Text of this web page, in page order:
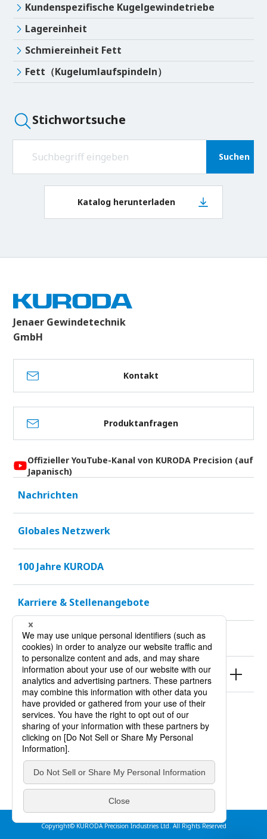
Kundenspezifische Kugelgewindetriebe
Lagereinheit
Schmiereinheit Fett
Fett（Kugelumlaufspindeln）
Stichwortsuche
Suchen
Katalog herunterladen
Jenaer Gewindetechnik
GmbH
Kontakt
Produktanfragen
Offizieller YouTube-Kanal von KURODA Precision (auf
Japanisch)
Nachrichten
Globales Netzwerk
100 Jahre KURODA
Karriere & Stellenangebote
Nachhaltigkeit
Produkte
Nutzungsbedingungen
Datenschutzrichtlinien
impressum
Copyright© KURODA Precision Industries Ltd. All Rights Reserved